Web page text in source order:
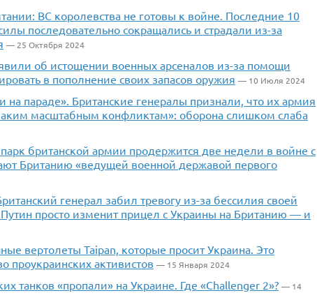
ВС королевства не готовы к войне. Последние 10
последовательно сокращались и страдали из-за
— 25 Октября 2024
об истощении военных арсеналов из-за помощи
в пополнение своих запасов оружия — 10 Июля 2024
параде». Британские генералы признали, что их армия
масштабным конфликтам»: оборона слишком слаба
британской армии продержится две недели в войне с
Британию «ведущей военной державой первого
генерал забил тревогу из-за бессилия своей
просто изменит прицел с Украины на Британию — и
вертолеты Taipan, которые просит Украина. Это
проукраинских активистов — 15 Января 2024
танков «пропали» на Украине. Где «Challenger 2»? — 14